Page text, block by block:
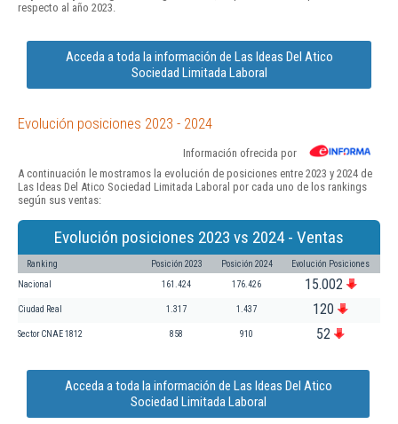
respecto al año 2023.
Acceda a toda la información de Las Ideas Del Atico
Sociedad Limitada Laboral
Evolución posiciones 2023 - 2024
Información ofrecida por
A continuación le mostramos la evolución de posiciones entre 2023 y 2024 de
Las Ideas Del Atico Sociedad Limitada Laboral por cada uno de los rankings
según sus ventas:
Evolución posiciones 2023 vs 2024 - Ventas
Ranking Posición 2023 Posición 2024 Evolución Posiciones
Nacional 161.424 176.426 15.002
Ciudad Real 1.317 1.437 120
Sector CNAE 1812 858 910 52
Acceda a toda la información de Las Ideas Del Atico
Sociedad Limitada Laboral